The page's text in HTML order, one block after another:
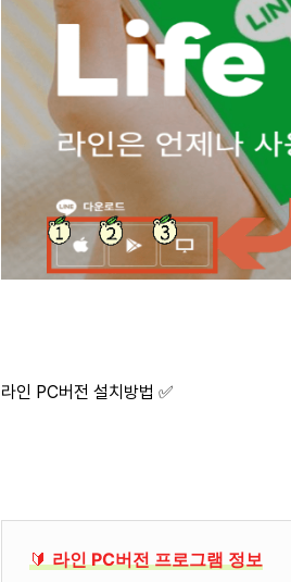
라인 PC버전 설치방법 ✅
🔰 라인 PC버전 프로그램 정보